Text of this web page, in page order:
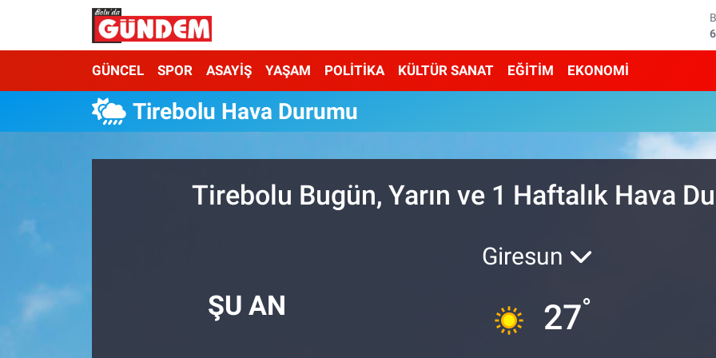
GÜNCEL SPOR ASAYİŞ YAŞAM POLİTİKA KÜLTÜR SANAT EĞİTİM EKONOMİ
Tirebolu Hava Durumu
Tirebolu Bugün, Yarın ve 1 Haftalık Hava
ŞU AN
Giresun
27°
Merkez Nöbetçi Eczaneler
Merkez Hava Durumu
Süper Lig Puan Durumu ve Fikstür